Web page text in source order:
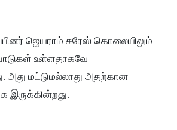
ஜெயராம் சுரேஸ் கொலையிலும்
உள்ளதாகவே
அது மட்டுமல்லாது அதற்கான
இருக்கின்றது.